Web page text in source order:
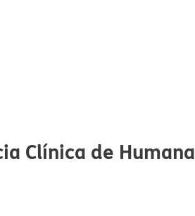
Clínica de Humana